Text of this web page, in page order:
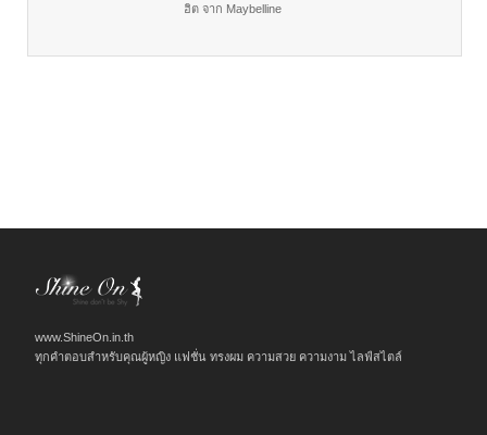
ฮิต จาก Maybelline
www.ShineOn.in.th
ทุกคำตอบสำหรับคุณผู้หญิง แฟชั่น ทรงผม ความสวย ความงาม ไลฟ์สไตล์